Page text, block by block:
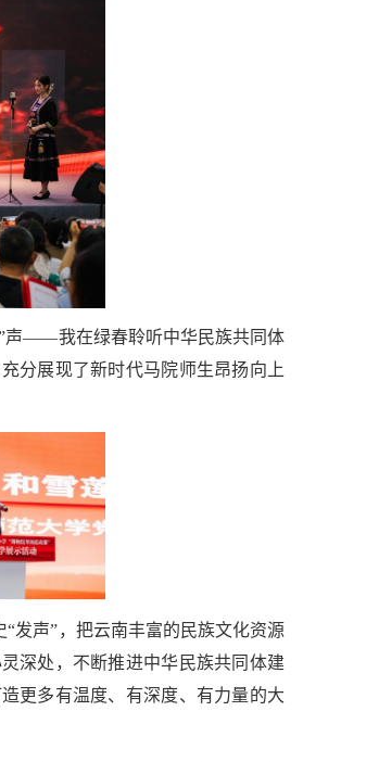
”声——我在绿春聆听中华民族共同体
分展现了新时代马院师生昂扬向上
发声”，把云南丰富的民族文化资源
深处，不断推进中华民族共同体建
更多有温度、有深度、有力量的大